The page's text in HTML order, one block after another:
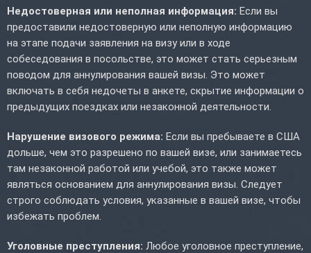
Недостоверная или неполная информация: Если вы
предоставили недостоверную или неполную информацию
на этапе подачи заявления на визу или в ходе
собеседования в посольстве, это может стать серьезным
поводом для аннулирования вашей визы. Это может
включать в себя недочеты в анкете, скрытие информации о
предыдущих поездках или незаконной деятельности.
Нарушение визового режима: Если вы пребываете в США
дольше, чем это разрешено по вашей визе, или занимаетесь
там незаконной работой или учебой, это также может
являться основанием для аннулирования визы. Следует
строго соблюдать условия, указанные в вашей визе, чтобы
избежать проблем.
Уголовные преступления: Любое уголовное преступление,